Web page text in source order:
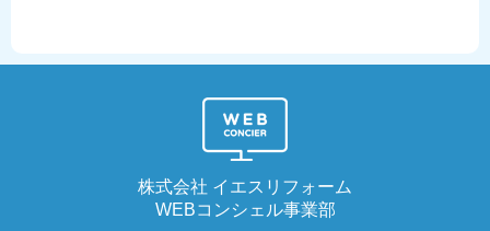
株式会社 イエスリフォーム
WEBコンシェル事業部